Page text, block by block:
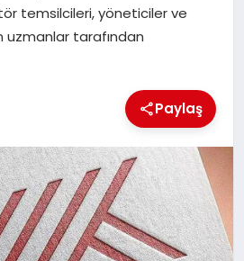
temsilcileri, yöneticiler ve
uzmanlar tarafından
Paylaş